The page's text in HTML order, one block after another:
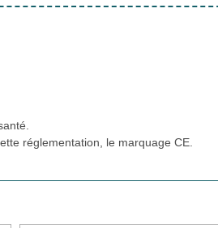
réglementation, le marquage CE.